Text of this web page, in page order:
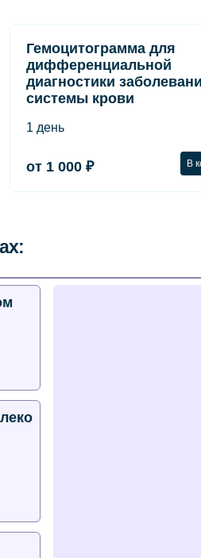
Гемоцитограмма для
дифференциальной
диагностики
системы крови
1 день
от 1 000 ₽ В